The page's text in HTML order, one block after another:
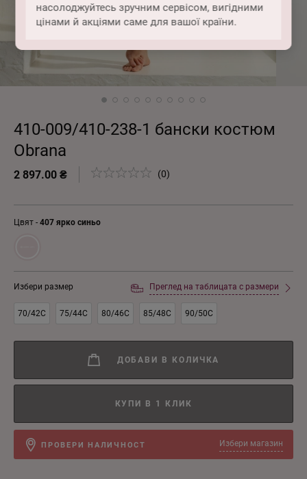
насолоджуйтесь зручним сервісом, вигідними
цінами й акціями саме для вашої країни.
410-009/410-238-1 бански костюм
Obrana
2 897.00 ₴ (0)
Цвят - 407 ярко синьо
Избери размер Преглед на таблицата с размери
70/42C 75/44C 80/46C 85/48C 90/50C
ДОБАВИ В КОЛИЧКА
КУПИ В 1 КЛИК
ПРОВЕРИ НАЛИЧНОСТ Избери магазин